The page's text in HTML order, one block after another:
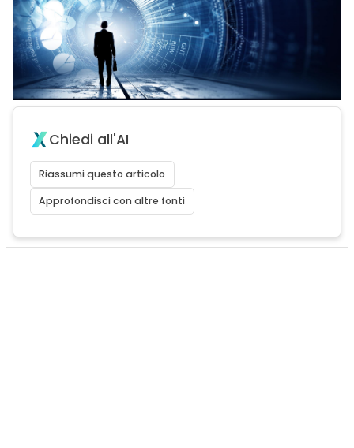
Chiedi all'AI
Riassumi questo articolo
Approfondisci con altre fonti